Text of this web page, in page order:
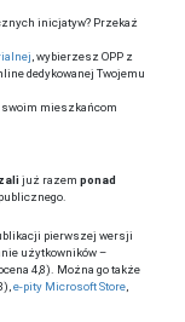
inicjatyw? Przekaż
, wybierzesz OPP z
dedykowanej Twojemu
swoim mieszkańcom
już razem ponad
pierwszej wersji
użytkowników –
4,8). Można go także
e-pity Microsoft Store